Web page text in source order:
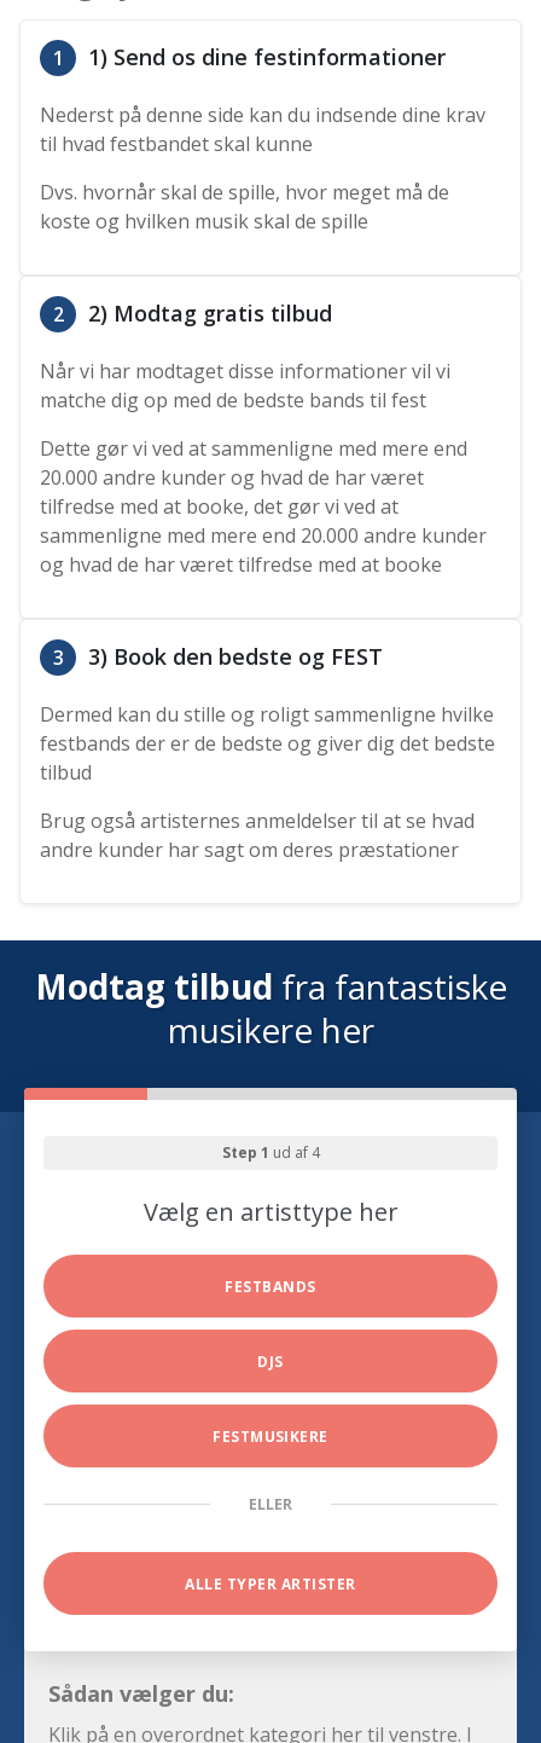
1 1) Send os dine festinformationer
Nederst på denne side kan du indsende dine krav
til hvad festbandet skal kunne
Dvs. hvornår skal de spille, hvor meget må de
koste og hvilken musik skal de spille
2 2) Modtag gratis tilbud
Når vi har modtaget disse informationer vil vi
matche dig op med de bedste bands til fest
Dette gør vi ved at sammenligne med mere end
20.000 andre kunder og hvad de har været
tilfredse med at booke, det gør vi ved at
sammenligne med mere end 20.000 andre kunder
og hvad de har været tilfredse med at booke
3 3) Book den bedste og FEST
Dermed kan du stille og roligt sammenligne hvilke
festbands der er de bedste og giver dig det bedste
tilbud
Brug også artisternes anmeldelser til at se hvad
andre kunder har sagt om deres præstationer
Modtag tilbud fra fantastiske
musikere her
Step 1 ud af 4
Vælg en artisttype her
FESTBANDS
DJS
FESTMUSIKERE
ELLER
ALLE TYPER ARTISTER
Sådan vælger du:
Klik på en overordnet kategori her til venstre. I